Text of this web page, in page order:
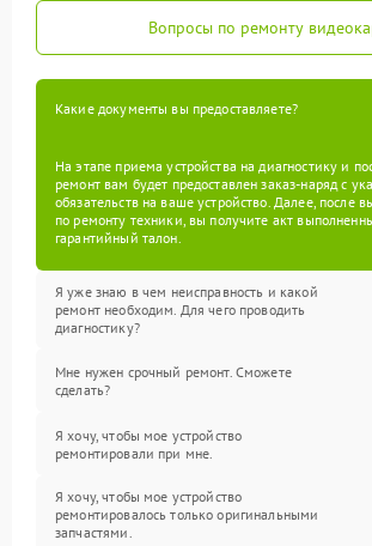
Вопросы по ремонту
Какие документы вы предоставляете?
На этапе приема устройства на диагностику и
ремонт вам будет предоставлен заказ-наряд с
обязательств на ваше устройство. Далее, после
по ремонту техники, вы получите акт
гарантийный талон.
Я уже знаю в чем неисправность и какой
ремонт необходим. Для чего проводить
диагностику?
Мне нужен срочный ремонт. Сможете
сделать?
Я хочу, чтобы мое устройство
ремонтировали при мне.
Я хочу, чтобы мое устройство
ремонтировалось только оригинальными
запчастями.